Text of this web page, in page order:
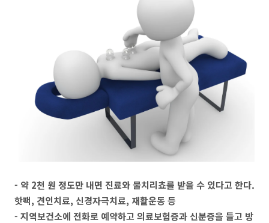
- 약 2천 원 정도만 내면 진료와 물치리쵸를 받을 수 있다고 한다.
핫팩, 견인치료, 신경자극치료, 재활운동 등
- 지역보건소에 전화로 예약하고 의료보험증과 신분증을 들고 방